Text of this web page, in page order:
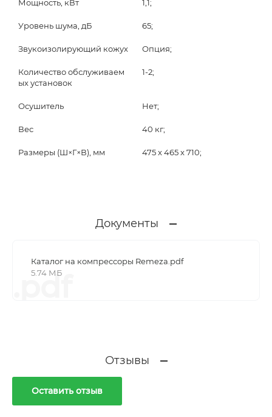
Мощность, кВт 1,1;
Уровень шума, дБ 65;
Звукоизолирующий кожух Опция;
Количество обслуживаем
ых установок
1-2;
Осушитель Нет;
Вес 40 кг;
Размеры (Ш×Г×В), мм 475 x 465 x 710;
Документы
Каталог на компрессоры Remeza.pdf
5.74 МБ
.pdf
Отзывы
Оставить отзыв